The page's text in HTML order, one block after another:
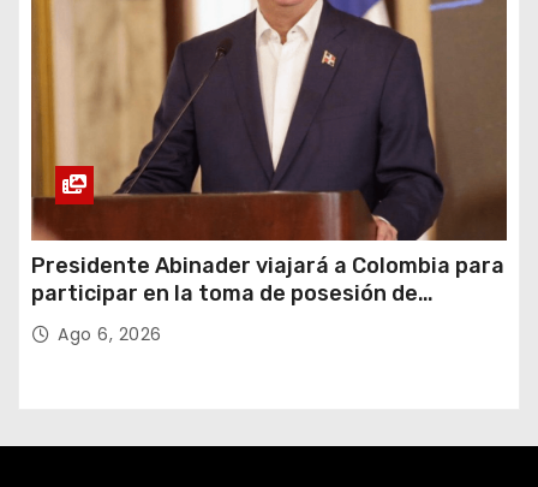
Presidente Abinader viajará a Colombia para
participar en la toma de posesión de
Abelardo de la Espriella
Ago 6, 2026